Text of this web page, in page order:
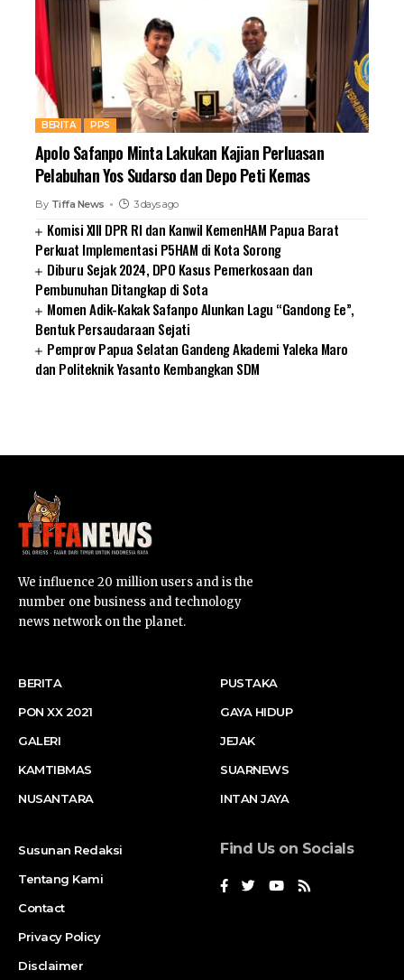
BERITA PPS
Apolo Safanpo Minta Lakukan Kajian Perluasan
Pelabuhan Yos Sudarso dan Depo Peti Kemas
By Tiffa News 3 days ago
Komisi XIII DPR RI dan Kanwil KemenHAM Papua Barat
Perkuat Implementasi P5HAM di Kota Sorong
Diburu Sejak 2024, DPO Kasus Pemerkosaan dan
Pembunuhan Ditangkap di Sota
Momen Adik-Kakak Safanpo Alunkan Lagu “Gandong Ee”,
Bentuk Persaudaraan Sejati
Pemprov Papua Selatan Gandeng Akademi Yaleka Maro
dan Politeknik Yasanto Kembangkan SDM
We influence 20 million users and is the
number one business and technology
news network on the planet.
BERITA
PON XX 2021
GALERI
KAMTIBMAS
NUSANTARA
PUSTAKA
GAYA HIDUP
JEJAK
SUARNEWS
INTAN JAYA
Susunan Redaksi
Tentang Kami
Contact
Privacy Policy
Disclaimer
Find Us on Socials